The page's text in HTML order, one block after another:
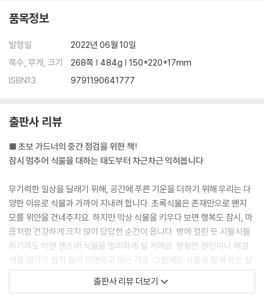
바람이 하는 일
통풍이 불량할 때 생기는 증상
올바른 환기 방법
[자생지와 비슷한 온도, 습도 만들기]
식물에게 적당한 온도란?
기온에 따른 식물의 휴면
겨울철 히터 바람에 의한 건조 피해
_ 기본적인 것 외에 무엇을 더 해 줄 수 있는지 고민해 봅니다.
[분갈이]
분갈이를 하는 이유
분갈이가 필요한 경우
분갈이를 피해야 하는 계절
관엽식물 분갈이하기
품목정보
발행일
2022년 06월 10일
쪽수, 무게, 크기
268쪽 | 484g | 150*220*17mm
ISBN13
9791190641777
출판사 리뷰
■ 초보 가드너의 중간 점검을 위한 책!
잠시 멈추어 식물을 대하는 태도부터 차근차근 익혀봅니다
무기력한 일상을 달래기 위해, 공간에 푸른 기운을 더하기 위해 우리는 다
양한 이유로 식물과 가까이 지내려 합니다. 초록식물은 존재만으로 왠지
모를 위안을 건네주지요. 하지만 막상 식물을 키우다 보면 행복도 잠시, 마
음처럼 건강하게 크지 않아 답답한 순간이 옵니다. 병에 걸린 듯 시들시들
하기라도 하면 괜스레 식물을 멀리하게 될 거예요. 명확한 원인이나 해결
책을 알기가 쉽지 않아 외면하고 마는 거죠. 그럼에도 식물과 함께 하는 삶
이 막연히 좋아 얼마 지나지 않아 또 다른 식물을 들이기도 합니다. 지금까
지의 이야기가 내 이야기 같았다면 잠시 멈추어 돌이켜 보세요. 그동안 나
출판사 리뷰 더보기